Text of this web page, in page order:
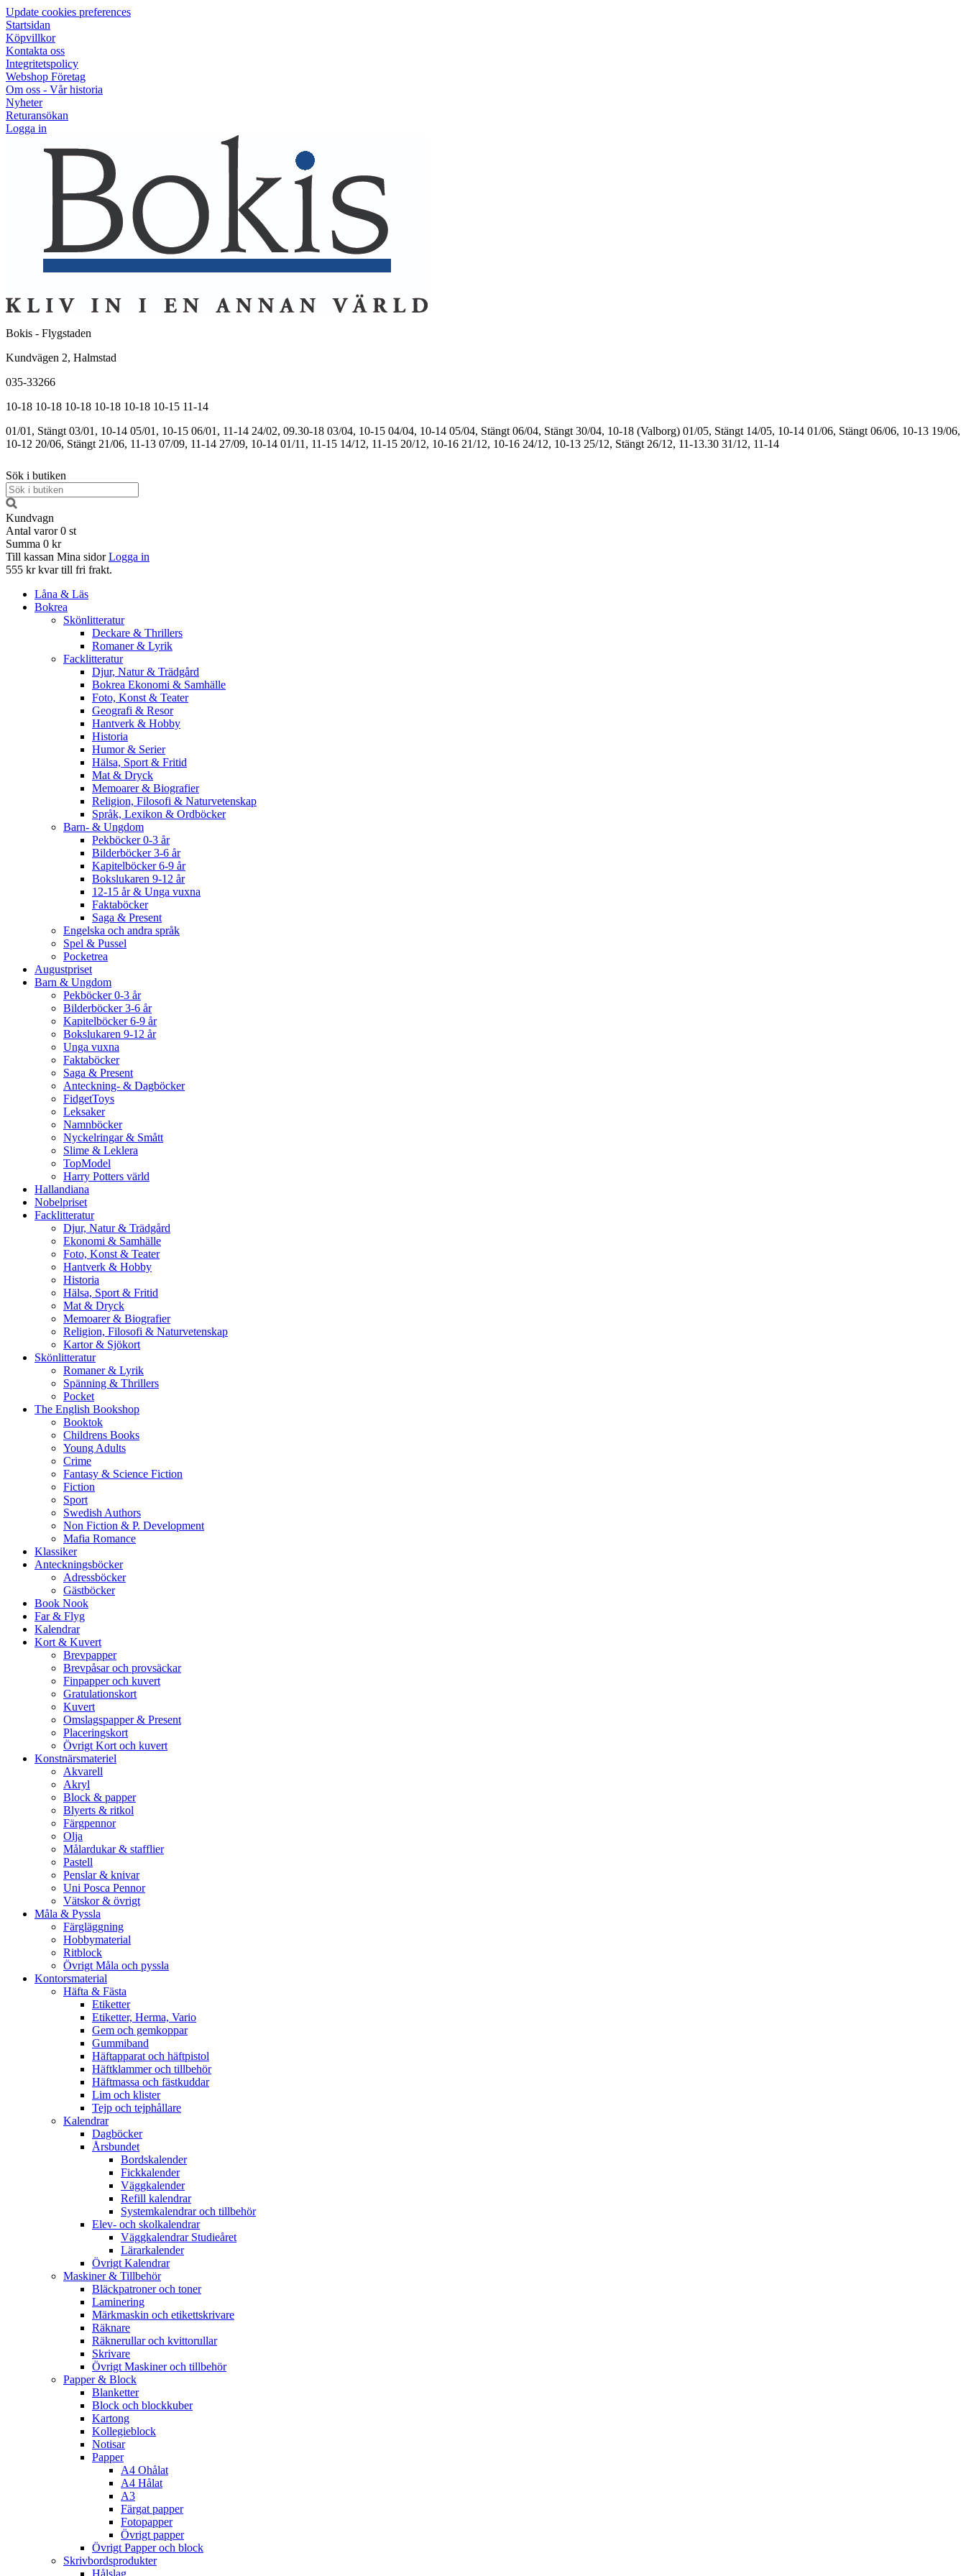
Update cookies preferences
Startsidan
Köpvillkor
Kontakta oss
Integritetspolicy
Webshop Företag
Om oss - Vår historia
Nyheter
Returansökan
Logga in
Bokis - Flygstaden
Kundvägen 2, Halmstad
035-33266
10-18 10-18 10-18 10-18 10-18 10-15 11-14
01/01, Stängt 03/01, 10-14 05/01, 10-15 06/01, 11-14 24/02, 09.30-18 03/04, 10-15 04/04, 10-14 05/04, Stängt 06/04, Stängt 30/04, 10-18 (Valborg) 01/05, Stängt 14/05, 10-14 01/06, Stängt 06/06, 10-13 19/06,
10-12 20/06, Stängt 21/06, 11-13 07/09, 11-14 27/09, 10-14 01/11, 11-15 14/12, 11-15 20/12, 10-16 21/12, 10-16 24/12, 10-13 25/12, Stängt 26/12, 11-13.30 31/12, 11-14
Sök i butiken
Kundvagn
Antal varor 0 st
Summa 0 kr
Till kassan Mina sidor Logga in
555 kr kvar till fri frakt.
Låna & Läs
Bokrea
Skönlitteratur
Deckare & Thrillers
Romaner & Lyrik
Facklitteratur
Djur, Natur & Trädgård
Bokrea Ekonomi & Samhälle
Foto, Konst & Teater
Geografi & Resor
Hantverk & Hobby
Historia
Humor & Serier
Hälsa, Sport & Fritid
Mat & Dryck
Memoarer & Biografier
Religion, Filosofi & Naturvetenskap
Språk, Lexikon & Ordböcker
Barn- & Ungdom
Pekböcker 0-3 år
Bilderböcker 3-6 år
Kapitelböcker 6-9 år
Bokslukaren 9-12 år
12-15 år & Unga vuxna
Faktaböcker
Saga & Present
Engelska och andra språk
Spel & Pussel
Pocketrea
Augustpriset
Barn & Ungdom
Pekböcker 0-3 år
Bilderböcker 3-6 år
Kapitelböcker 6-9 år
Bokslukaren 9-12 år
Unga vuxna
Faktaböcker
Saga & Present
Anteckning- & Dagböcker
FidgetToys
Leksaker
Namnböcker
Nyckelringar & Smått
Slime & Leklera
TopModel
Harry Potters värld
Hallandiana
Nobelpriset
Facklitteratur
Djur, Natur & Trädgård
Ekonomi & Samhälle
Foto, Konst & Teater
Hantverk & Hobby
Historia
Hälsa, Sport & Fritid
Mat & Dryck
Memoarer & Biografier
Religion, Filosofi & Naturvetenskap
Kartor & Sjökort
Skönlitteratur
Romaner & Lyrik
Spänning & Thrillers
Pocket
The English Bookshop
Booktok
Childrens Books
Young Adults
Crime
Fantasy & Science Fiction
Fiction
Sport
Swedish Authors
Non Fiction & P. Development
Mafia Romance
Klassiker
Anteckningsböcker
Adressböcker
Gästböcker
Book Nook
Far & Flyg
Kalendrar
Kort & Kuvert
Brevpapper
Brevpåsar och provsäckar
Finpapper och kuvert
Gratulationskort
Kuvert
Omslagspapper & Present
Placeringskort
Övrigt Kort och kuvert
Konstnärsmateriel
Akvarell
Akryl
Block & papper
Blyerts & ritkol
Färgpennor
Olja
Målardukar & stafflier
Pastell
Penslar & knivar
Uni Posca Pennor
Vätskor & övrigt
Måla & Pyssla
Färgläggning
Hobbymaterial
Ritblock
Övrigt Måla och pyssla
Kontorsmaterial
Häfta & Fästa
Etiketter
Etiketter, Herma, Vario
Gem och gemkoppar
Gummiband
Häftapparat och häftpistol
Häftklammer och tillbehör
Häftmassa och fästkuddar
Lim och klister
Tejp och tejphållare
Kalendrar
Dagböcker
Årsbundet
Bordskalender
Fickkalender
Väggkalender
Refill kalendrar
Systemkalendrar och tillbehör
Elev- och skolkalendrar
Väggkalendrar Studieåret
Lärarkalender
Övrigt Kalendrar
Maskiner & Tillbehör
Bläckpatroner och toner
Laminering
Märkmaskin och etikettskrivare
Räknare
Räknerullar och kvittorullar
Skrivare
Övrigt Maskiner och tillbehör
Papper & Block
Blanketter
Block och blockkuber
Kartong
Kollegieblock
Notisar
Papper
A4 Ohålat
A4 Hålat
A3
Färgat papper
Fotopapper
Övrigt papper
Övrigt Papper och block
Skrivbordsprodukter
Hålslag